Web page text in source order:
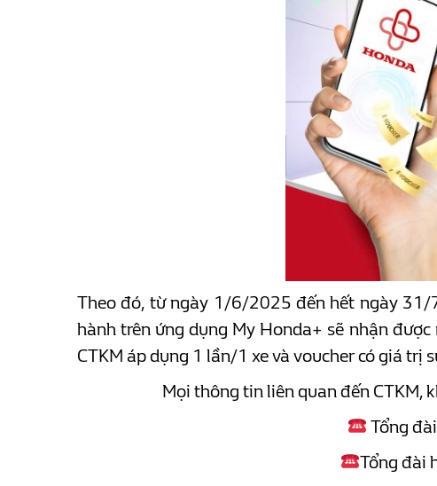
Theo đó, từ ngày 1/6/2025 đến hết ngày 31/
hành trên ứng dụng My Honda+ sẽ nhận
CTKM áp dụng 1 lần/1 xe và voucher có giá
Mọi thông tin liên quan đến CTKM,
Tổng
Tổng đài